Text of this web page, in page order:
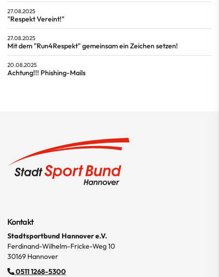
27.08.2025
"Respekt Vereint!"
27.08.2025
Mit dem "Run4Respekt" gemeinsam ein Zeichen setzen!
20.08.2025
Achtung!!! Phishing-Mails
Kontakt
Stadtsportbund Hannover e.V.
Ferdinand-Wilhelm-Fricke-Weg 10
30169 Hannover
0511 1268-5300